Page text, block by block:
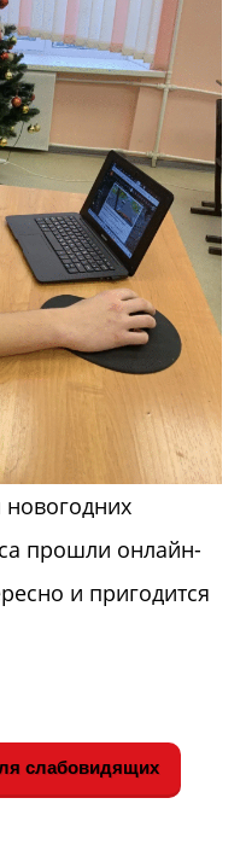
новогодних
прошли онлайн-
и пригодится
слабовидящих